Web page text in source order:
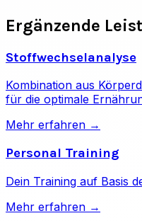
Ergänzende
Stoffwechselanalyse
Kombination aus
für die optimale
Mehr erfahren →
Personal Training
Dein Training auf Basis
Mehr erfahren →